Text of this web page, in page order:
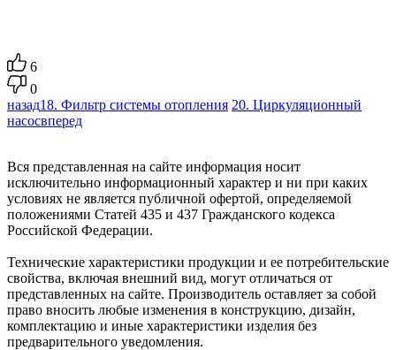
6
0
назад18. Фильтр системы отопления 20. Циркуляционный
насосвперед
Вся представленная на сайте информация носит
исключительно информационный характер и ни при каких
условиях не является публичной офертой, определяемой
положениями Статей 435 и 437 Гражданского кодекса
Российской Федерации.
Технические характеристики продукции и ее потребительские
свойства, включая внешний вид, могут отличаться от
представленных на сайте. Производитель оставляет за собой
право вносить любые изменения в конструкцию, дизайн,
комплектацию и иные характеристики изделия без
предварительного уведомления.